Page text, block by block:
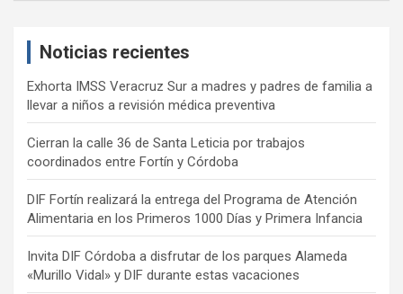
Noticias recientes
Exhorta IMSS Veracruz Sur a madres y padres de familia a
llevar a niños a revisión médica preventiva
Cierran la calle 36 de Santa Leticia por trabajos
coordinados entre Fortín y Córdoba
DIF Fortín realizará la entrega del Programa de Atención
Alimentaria en los Primeros 1000 Días y Primera Infancia
Invita DIF Córdoba a disfrutar de los parques Alameda
«Murillo Vidal» y DIF durante estas vacaciones